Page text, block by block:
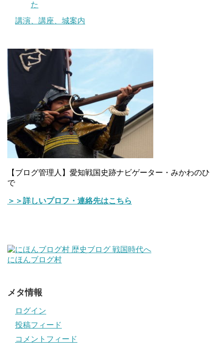
た
講演、講座、城案内
【ブログ管理人】愛知戦国史跡ナビゲーター・みかわのひ
で
＞＞詳しいプロフ・連絡先はこちら
にほんブログ村
メタ情報
ログイン
投稿フィード
コメントフィード